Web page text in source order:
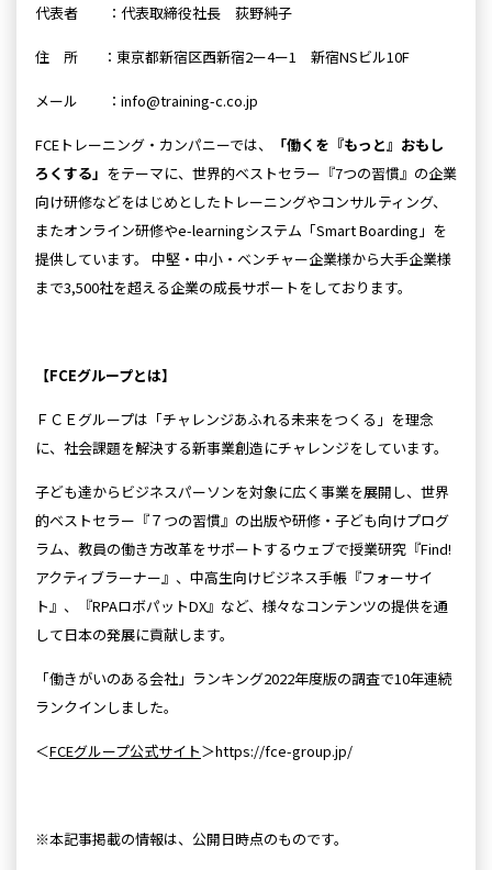
代表者 ：代表取締役社長 荻野純子
住 所 ：東京都新宿区西新宿2ー4ー1 新宿NSビル10F
メール ：info@training-c.co.jp
FCEトレーニング・カンパニーでは、
「働くを『もっと』おもし
ろくする」 をテーマに、世界的ベストセラー『7つの習慣』の企業
向け研修などをはじめとしたトレーニングやコンサルティング、
またオンライン研修やe-learningシステム「Smart Boarding」を
提供しています。 中堅・中小・ベンチャー企業様から大手企業様
まで3,500社を超える企業の成長サポートをしております。
【FCEグループとは】
ＦＣＥグループは「チャレンジあふれる未来をつくる」を理念
に、社会課題を解決する新事業創造にチャレンジをしています。
子ども達からビジネスパーソンを対象に広く事業を展開し、世界
的ベストセラー『７つの習慣』の出版や研修・子ども向けプログ
ラム、教員の働き方改革をサポートするウェブで授業研究『Find!
アクティブラーナー』、中高生向けビジネス手帳『フォーサイ
ト』、『RPAロボパットDX』など、様々なコンテンツの提供を通
して日本の発展に貢献します。
「働きがいのある会社」ランキング2022年度版の調査で10年連続
ランクインしました。
＜FCEグループ公式サイト＞https://fce-group.jp/
※本記事掲載の情報は、公開日時点のものです。